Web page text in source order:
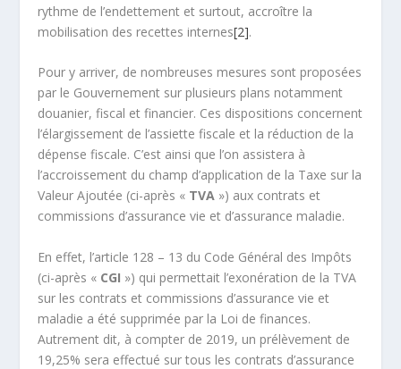
rythme de l’endettement et surtout, accroître la
mobilisation des recettes internes[2].
Pour y arriver, de nombreuses mesures sont proposées
par le Gouvernement sur plusieurs plans notamment
douanier, fiscal et financier. Ces dispositions concernent
l’élargissement de l’assiette fiscale et la réduction de la
dépense fiscale. C’est ainsi que l’on assistera à
l’accroissement du champ d’application de la Taxe sur la
Valeur Ajoutée (ci-après « TVA ») aux contrats et
commissions d’assurance vie et d’assurance maladie.
En effet, l’article 128 – 13 du Code Général des Impôts
(ci-après « CGI ») qui permettait l’exonération de la TVA
sur les contrats et commissions d’assurance vie et
maladie a été supprimée par la Loi de finances.
Autrement dit, à compter de 2019, un prélèvement de
19,25% sera effectué sur tous les contrats d’assurance